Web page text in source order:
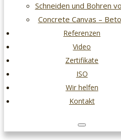
Schneiden und Bohren
Concrete Canvas –
Referenzen
Video
Zertifikate
ISO
Wir helfen
Kontakt